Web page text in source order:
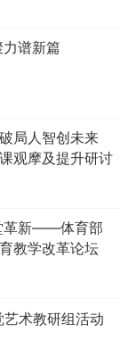
谱新篇
局人智创未来
观摩及提升研讨
革新——体育部
教学改革论坛
术教研组活动